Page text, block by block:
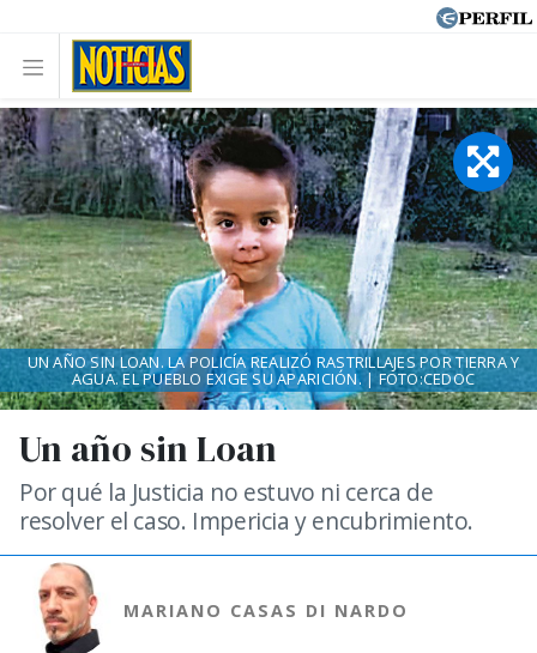
Un año sin Loan
Por qué la Justicia no estuvo ni cerca de
resolver el caso. Impericia y encubrimiento.
MARIANO CASAS DI NARDO
UN AÑO SIN LOAN. LA POLICÍA REALIZÓ RASTRILLAJES POR TIERRA Y
AGUA. EL PUEBLO EXIGE SU APARICIÓN. | FOTO:CEDOC